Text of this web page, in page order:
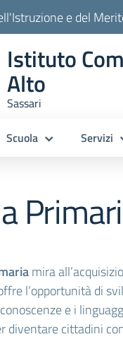
e del
Istituto
Alto
Sassari
Scuola Servizi
mira
l’opportunità di
e i
diventare cittadini